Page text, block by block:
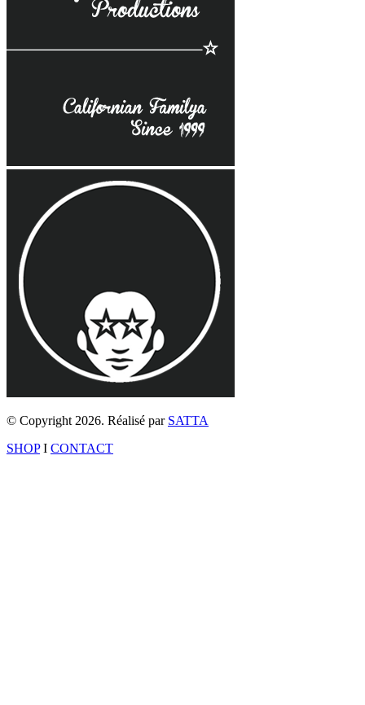
© Copyright 2026. Réalisé par SATTA
SHOPI CONTACT